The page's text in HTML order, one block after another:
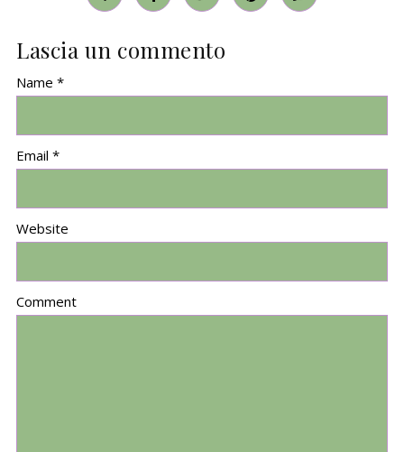
Lascia un commento
Name *
Email *
Website
Comment